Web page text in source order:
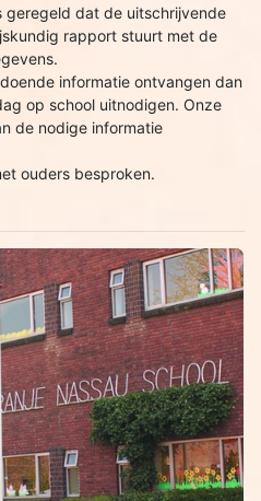
geregeld dat de uitschrijvende
rapport stuurt met de
informatie ontvangen dan
op school uitnodigen. Onze
de nodige informatie
ouders besproken.